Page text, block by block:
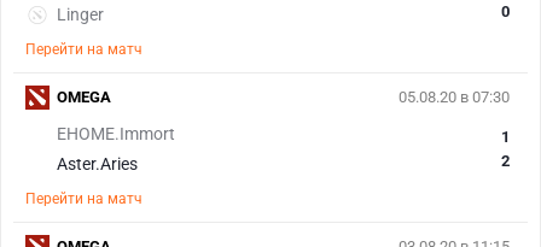
Linger
0
Перейти на матч
05.08.20 в 07:30
EHOME.Immort
Aster.Aries
1
2
Перейти на матч
OMEGA